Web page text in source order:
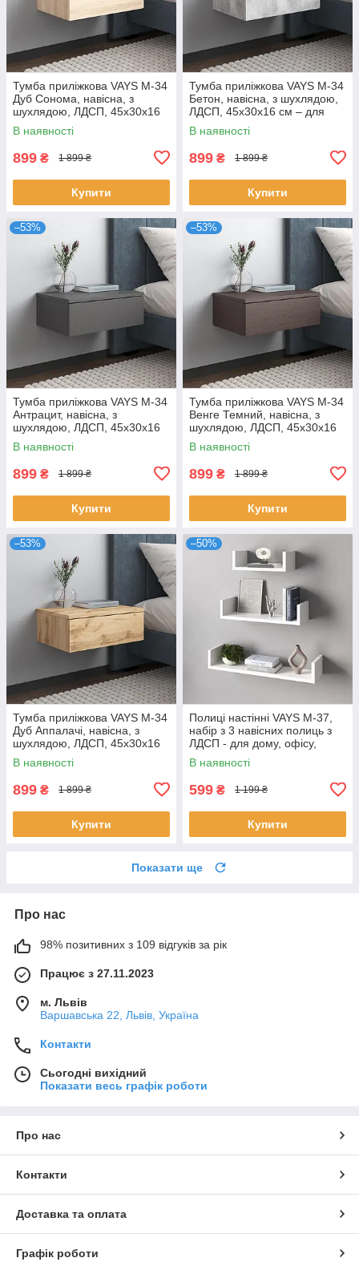
Тумба приліжкова VAYS M-34
Дуб Сонома, навісна, з
шухлядою, ЛДСП, 45х30х16
см – для спальні
В наявності
899 ₴ 1 899 ₴
Купити
Тумба приліжкова VAYS M-34
Бетон, навісна, з шухлядою,
ЛДСП, 45х30х16 см – для
спальні
В наявності
899 ₴ 1 899 ₴
Купити
–53%
Тумба приліжкова VAYS M-34
Антрацит, навісна, з
шухлядою, ЛДСП, 45х30х16
см – для спальні
В наявності
899 ₴ 1 899 ₴
Купити
–53%
Тумба приліжкова VAYS M-34
Венге Темний, навісна, з
шухлядою, ЛДСП, 45х30х16
см – для спальні
В наявності
899 ₴ 1 899 ₴
Купити
–53%
Тумба приліжкова VAYS M-34
Дуб Аппалачі, навісна, з
шухлядою, ЛДСП, 45х30х16
см – для спальні
В наявності
899 ₴ 1 899 ₴
Купити
–50%
Полиці настінні VAYS M-37,
набір з 3 навісних полиць з
ЛДСП - для дому, офісу,
вітальні
В наявності
599 ₴ 1 199 ₴
Купити
Показати ще
Про нас
98% позитивних з 109 відгуків за рік
Працює з 27.11.2023
м. Львів
Варшавська 22, Львів, Україна
Контакти
Сьогодні вихідний
Показати весь графік роботи
Про нас
Контакти
Доставка та оплата
Графік роботи